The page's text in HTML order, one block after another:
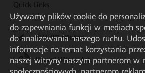
Quick Links
HUAWEI eKit App
Huawei HiKnow App
Używamy plików cookie do
do zapewniania funkcji w mediach
do analizowania naszego ruchu.
informacje na temat korzystania
naszej witryny naszym partnerom w